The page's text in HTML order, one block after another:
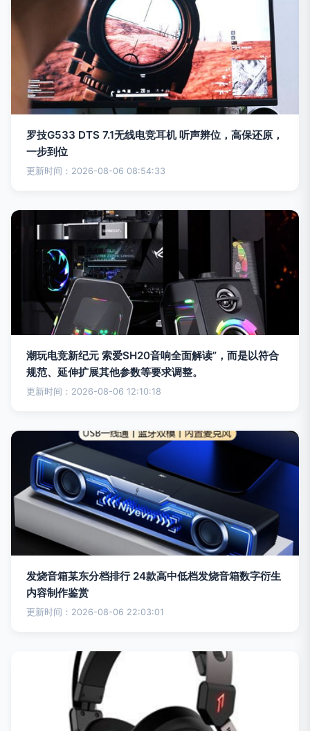
罗技G533 DTS 7.1无线电竞耳机 听声辨位，高保还原，
一步到位
更新时间：2026-08-06 08:54:33
潮玩电竞新纪元 索爱SH20音响全面解读”，而是以符合
规范、延伸扩展其他参数等要求调整。
更新时间：2026-08-06 12:10:18
发烧音箱某东分档排行 24款高中低档发烧音箱数字衍生
内容制作鉴赏
更新时间：2026-08-06 22:03:01